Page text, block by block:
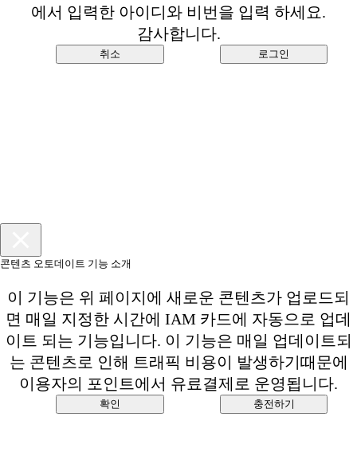
에서 입력한 아이디와 비번을 입력 하세요.
감사합니다.
취소 로그인
콘텐츠 오토데이트 기능 소개
이 기능은 위 페이지에 새로운 콘텐츠가 업로드되
면 매일 지정한 시간에 IAM 카드에 자동으로 업데
이트 되는 기능입니다. 이 기능은 매일 업데이트되
는 콘텐츠로 인해 트래픽 비용이 발생하기때문에
이용자의 포인트에서 유료결제로 운영됩니다.
확인 충전하기